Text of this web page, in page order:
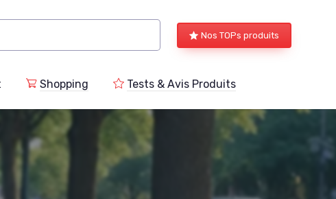
Nos TOPs produits
Shopping Tests & Avis Produits